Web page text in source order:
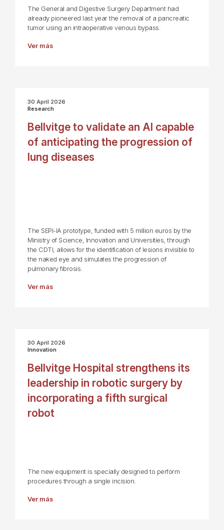
The General and Digestive Surgery Department had
already pioneered last year the removal of a pancreatic
tumor using an intraoperative venous bypass.
Ver más
30 April 2026
Research
Bellvitge to validate an AI capable
of anticipating the progression of
lung diseases
The SEPI-IA prototype, funded with 5 million euros by the
Ministry of Science, Innovation and Universities, through
the CDTI, allows for the identification of lesions invisible to
the naked eye and simulates the progression of
pulmonary fibrosis.
Ver más
30 April 2026
Innovation
Bellvitge Hospital strengthens its
leadership in robotic surgery by
incorporating a fifth surgical
robot
The new equipment is specially designed to perform
procedures through a single incision.
Ver más